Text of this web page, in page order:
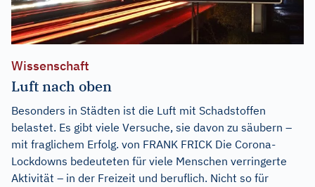
Wissenschaft
Luft nach oben
Besonders in Städten ist die Luft mit Schadstoffen
belastet. Es gibt viele Versuche, sie davon zu säubern –
mit fraglichem Erfolg. von FRANK FRICK Die Corona-
Lockdowns bedeuteten für viele Menschen verringerte
Aktivität – in der Freizeit und beruflich. Nicht so für